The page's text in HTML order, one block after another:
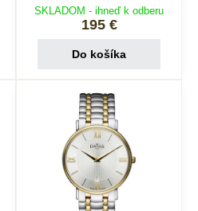
SKLADOM - ihneď k odberu
195 €
Do košíka